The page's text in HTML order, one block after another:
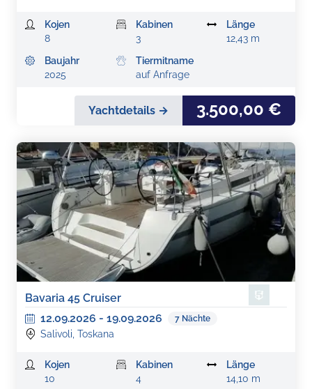
Kojen
8
Kabinen
3
Länge
12,43 m
Baujahr
2025
Tiermitname
auf Anfrage
Yachtdetails → 3.500,00 €
Bavaria 45 Cruiser
12.09.2026 - 19.09.2026 7 Nächte
Salivoli, Toskana
Kojen
10
Kabinen
4
Länge
14,10 m